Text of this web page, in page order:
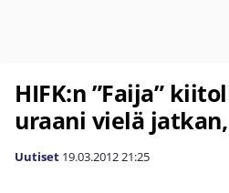
HIFK:n ”Faija”
uraani vielä jatkan,
Uutiset 19.03.201221:25